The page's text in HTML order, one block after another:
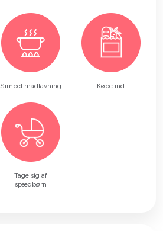
Simpel madlavning Købe ind
Tage sig af
spædbørn